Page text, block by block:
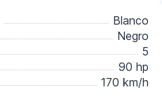
Blanco
Negro
5
90 hp
170 km/h